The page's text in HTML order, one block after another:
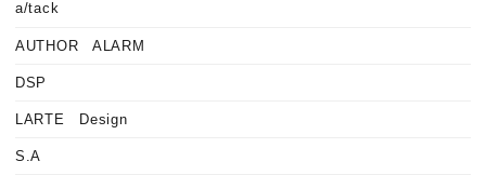
a/tack
AUTHOR ALARM
DSP
LARTE Design
S.A